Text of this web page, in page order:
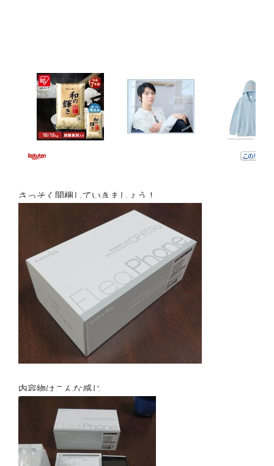
さっそく開梱していきましょう！
内容物はこんな感じ